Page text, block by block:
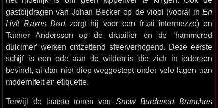
gastbijdragen van Johan Becker op de viool (vooral in En
Hvit Ravns Dødzorgt hij voor een fraai intermezzo) en
Tanner Andersson op de draailier en de ‘hammered
dulcimer’ werken ontzettend sfeerverhogend. Deze eerste
schijf is een ode aan de wildernis die zich in iedereen
bevindt, al dan niet diep weggestopt onder vele lagen aan
moderniteit en etiquette.
Terwijl de laatste tonen van Snow Burdened Branches